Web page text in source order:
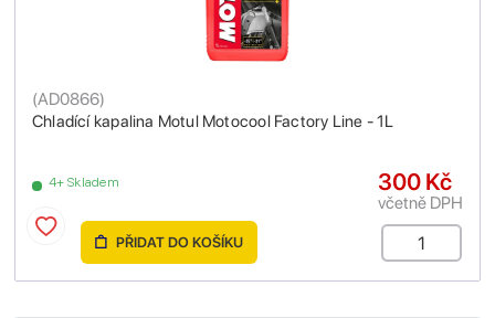
Chladící kapalina Motul Motocool Factory Line - 1L
(AD0866)
4+ Skladem 300 Kč
včetně DPH
PŘIDAT DO KOŠÍKU